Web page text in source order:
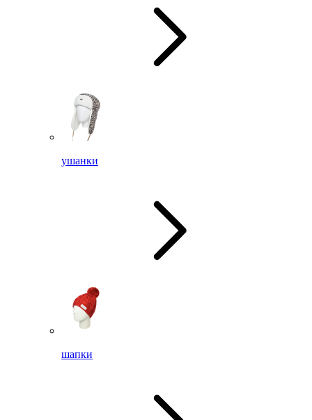
ушанки
шапки